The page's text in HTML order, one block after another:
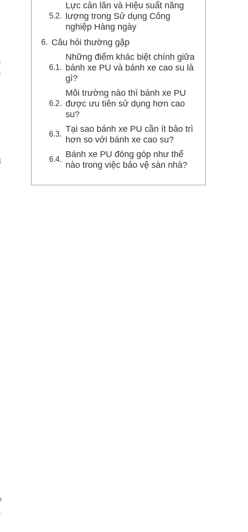
Lực cản lăn và Hiệu suất năng
lượng trong Sử dụng Công
nghiệp Hàng ngày
Câu hỏi thường gặp
Những điểm khác biệt chính giữa
bánh xe PU và bánh xe cao su là
gì?
Môi trường nào thì bánh xe PU
được ưu tiên sử dụng hơn cao
su?
Tại sao bánh xe PU cần ít bảo trì
hơn so với bánh xe cao su?
Bánh xe PU đóng góp như thế
nào trong việc bảo vệ sàn nhà?